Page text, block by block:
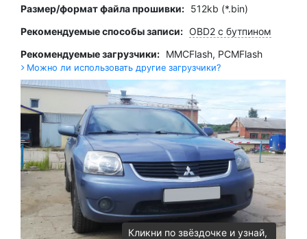
Размер/формат файла прошивки: 512kb (*.bin)
Рекомендуемые способы записи: OBD2 с бутпином
Рекомендуемые загрузчики: MMCFlash, PCMFlash
Можно ли использовать другие загрузчики?
Кликни по звёздочке и узнай,